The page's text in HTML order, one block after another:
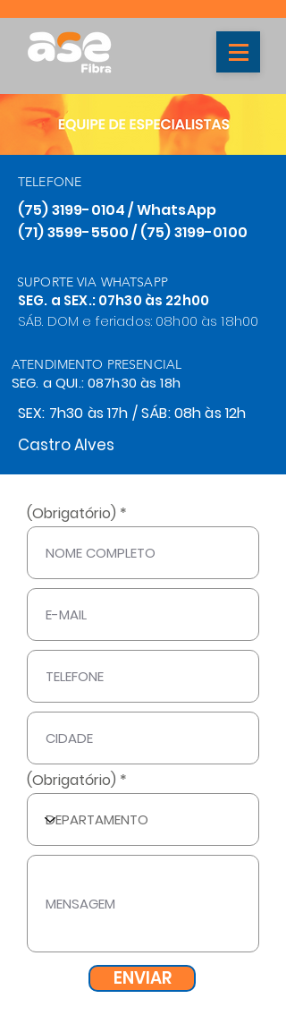
TELEFONE
(75) 3199-0104/ WhatsApp
(71) 3599-5500 / (75) 3199-0100
SUPORTE VIA WHATSAPP
SEG. a SEX.: 07h30 às 22h00
SÁB. DOM e feriados: 08h00 às 18h00
ATENDIMENTO PRESENCIAL
SEG. a QUI.: 087h30 às 18h
SEX: 7h30 às 17h / SÁB: 08h às 12h
Castro Alves
(Obrigatório)
(Obrigatório)
ENVIAR